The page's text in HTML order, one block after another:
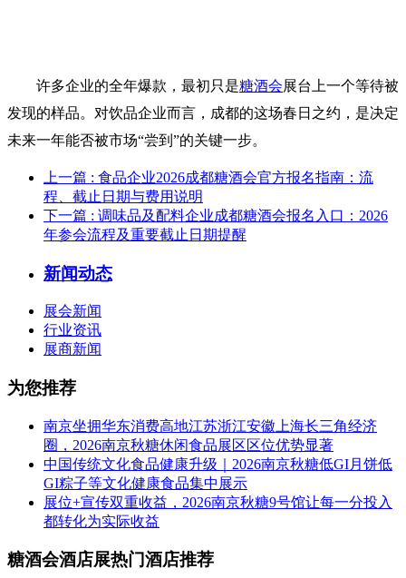
许多企业的全年爆款，最初只是糖酒会展台上一个等待被
发现的样品。对饮品企业而言，成都的这场春日之约，是决定
未来一年能否被市场“尝到”的关键一步。
上一篇 : 食品企业2026成都糖酒会官方报名指南：流
程、截止日期与费用说明
下一篇 : 调味品及配料企业成都糖酒会报名入口：2026
年参会流程及重要截止日期提醒
新闻动态
展会新闻
行业资讯
展商新闻
为您推荐
南京坐拥华东消费高地江苏浙江安徽上海长三角经济
圈，2026南京秋糖休闲食品展区区位优势显著
中国传统文化食品健康升级｜2026南京秋糖低GI月饼低
GI粽子等文化健康食品集中展示
展位+宣传双重收益，2026南京秋糖9号馆让每一分投入
都转化为实际收益
糖酒会酒店展热门酒店推荐